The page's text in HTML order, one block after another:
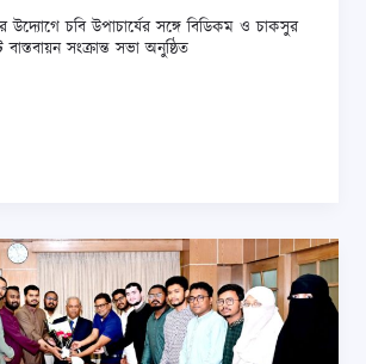
চবি উপাচার্যের সঙ্গে বিডিকম ও চাকসুর
সংক্রান্ত সভা অনুষ্ঠিত